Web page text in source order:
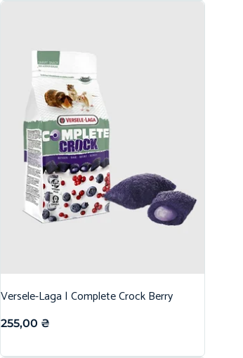
Versele-Laga | Complete Crock Berry
255,00 ₴